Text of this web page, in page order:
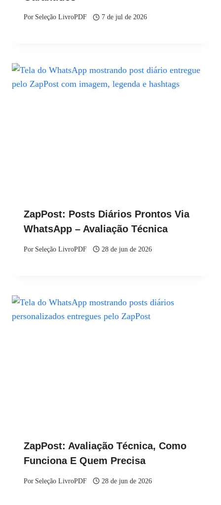
Por Seleção LivroPDF 7 de jul de 2026
ZapPost: Posts Diários Prontos Via
WhatsApp – Avaliação Técnica
Por Seleção LivroPDF 28 de jun de 2026
ZapPost: Avaliação Técnica, Como
Funciona E Quem Precisa
Por Seleção LivroPDF 28 de jun de 2026